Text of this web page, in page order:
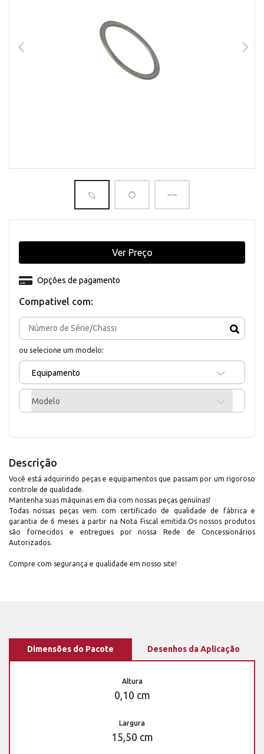
Compativel com:
ou selecione um modelo:
Equipamento
Modelo
Opções de pagamento
Ver Preço
Descrição
Você está adquirindo peças e equipamentos que passam por um rigoroso
controle de qualidade.
Mantenha suas máquinas em dia com nossas peças genuínas!
Todas nossas peças vem com certificado de qualidade de fábrica e
garantia de 6 meses a partir na Nota Fiscal emitida.Os nossos produtos
são fornecidos e entregues por nossa Rede de Concessionários
Autorizados.
Compre com segurança e qualidade em nosso site!
Dimensões do Pacote Desenhos da Aplicação
Altura
0,10 cm
Largura
15,50 cm